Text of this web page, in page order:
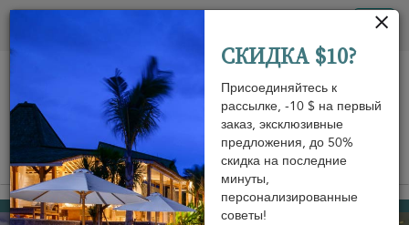
View on map
Cape Yamu
СКИДКА $10?
Присоединяйтесь к
рассылке, -10 $ на первый
заказ, эксклюзивные
предложения, до 50%
скидка на последние
минуты,
персонализированные
советы!
Панель управления cookies